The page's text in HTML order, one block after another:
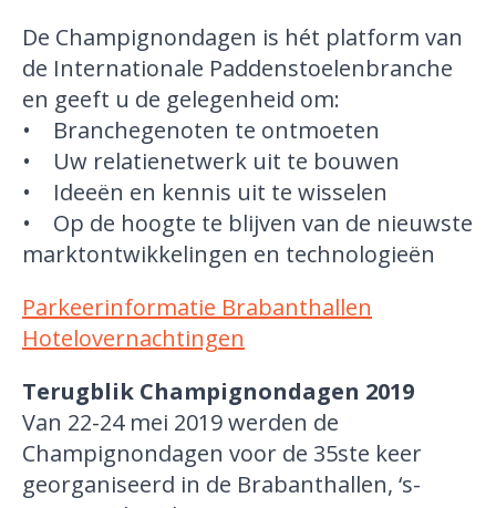
De Champignondagen is hét platform van
de Internationale Paddenstoelenbranche
en geeft u de gelegenheid om:
• Branchegenoten te ontmoeten
• Uw relatienetwerk uit te bouwen
• Ideeën en kennis uit te wisselen
• Op de hoogte te blijven van de nieuwste
marktontwikkelingen en technologieën
Parkeerinformatie Brabanthallen
Hotelovernachtingen
Terugblik Champignondagen 2019
Van 22-24 mei 2019 werden de
Champignondagen voor de 35ste keer
georganiseerd in de Brabanthallen, ‘s-